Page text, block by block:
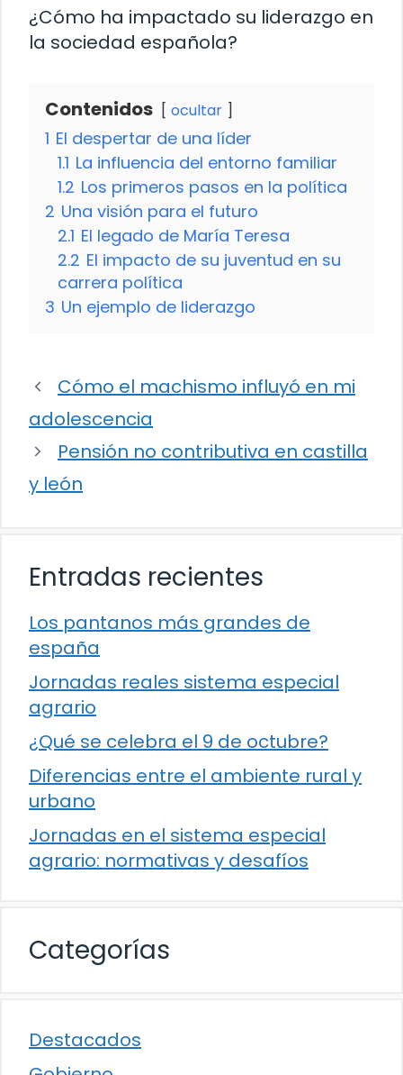
¿Cómo ha impactado su liderazgo en
la sociedad española?
Contenidos ocultar
1 El despertar de una líder
1.1 La influencia del entorno familiar
1.2 Los primeros pasos en la política
2 Una visión para el futuro
2.1 El legado de María Teresa
2.2 El impacto de su juventud en su
carrera política
3 Un ejemplo de liderazgo
Cómo el machismo influyó en mi
adolescencia
Pensión no contributiva en castilla
y león
Entradas recientes
Los pantanos más grandes de
españa
Jornadas reales sistema especial
agrario
¿Qué se celebra el 9 de octubre?
Diferencias entre el ambiente rural y
urbano
Jornadas en el sistema especial
agrario: normativas y desafíos
Categorías
Destacados